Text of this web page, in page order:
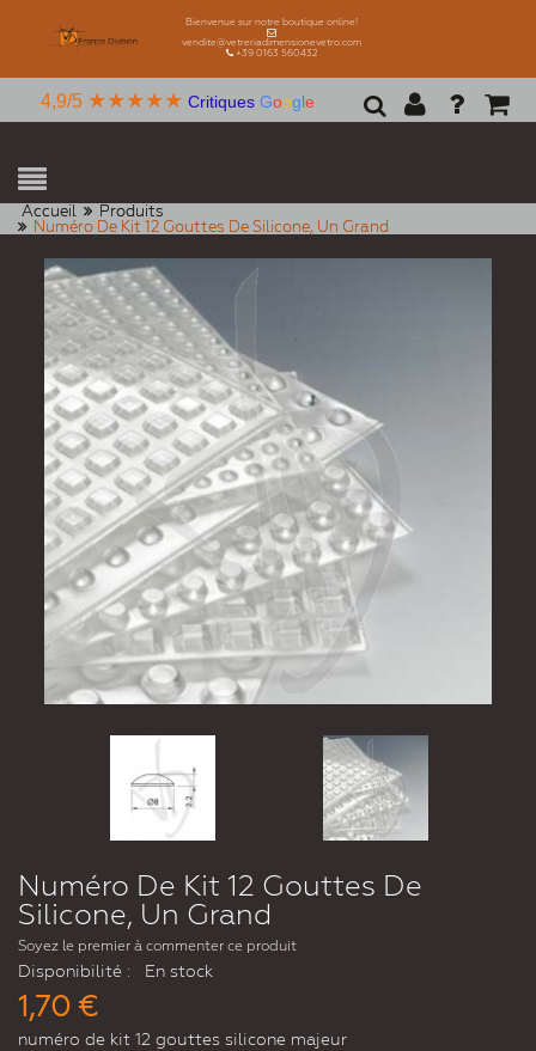
Bienvenue sur notre boutique online!
vendite@vetreriadimensionevetro.com
+39 0163 560432
4,9/5 ★★★★★ Critiques Google
Accueil
Produits
Numéro De Kit 12 Gouttes De Silicone, Un Grand
Numéro De Kit 12 Gouttes De
Silicone, Un Grand
Soyez le premier à commenter ce produit
Disponibilité : En stock
1,70 €
numéro de kit 12 gouttes silicone majeur